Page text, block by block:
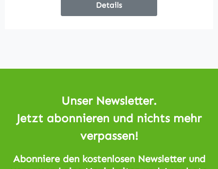
Details
Unser Newsletter.
Jetzt abonnieren und nichts mehr
verpassen!
Abonniere den kostenlosen Newsletter und